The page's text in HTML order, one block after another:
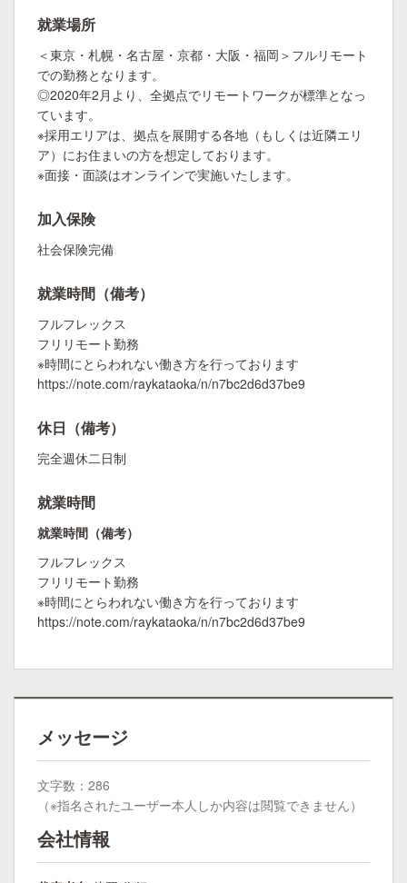
就業場所
＜東京・札幌・名古屋・京都・大阪・福岡＞フルリモート
での勤務となります。
◎2020年2月より、全拠点でリモートワークが標準となっ
ています。
※採用エリアは、拠点を展開する各地（もしくは近隣エリ
ア）にお住まいの方を想定しております。
※面接・面談はオンラインで実施いたします。
加入保険
社会保険完備
就業時間（備考）
フルフレックス
フリリモート勤務
※時間にとらわれない働き方を行っております
https://note.com/raykataoka/n/n7bc2d6d37be9
休日（備考）
完全週休二日制
就業時間
就業時間（備考）
フルフレックス
フリリモート勤務
※時間にとらわれない働き方を行っております
https://note.com/raykataoka/n/n7bc2d6d37be9
メッセージ
文字数：286
（※指名されたユーザー本人しか内容は閲覧できません）
会社情報